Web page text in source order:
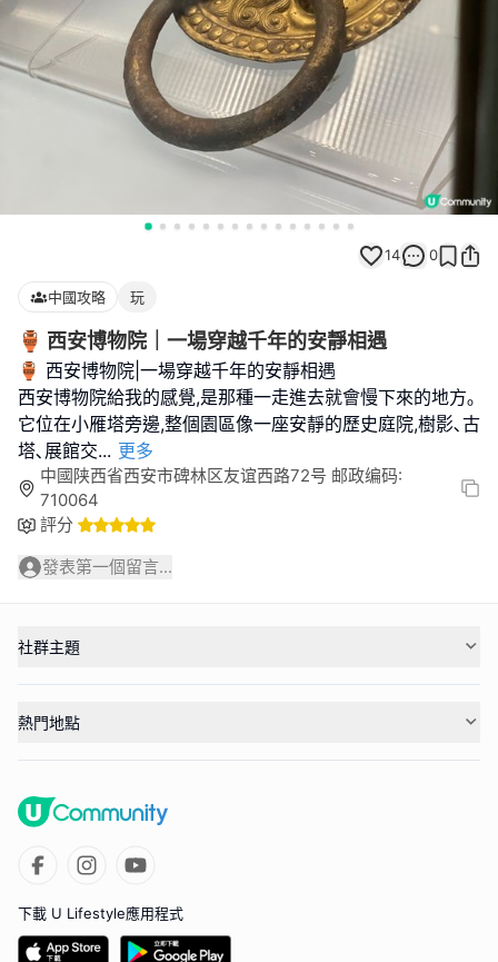
14 0
中國攻略 玩
🏺 西安博物院｜一場穿越千年的安靜相遇
🏺 西安博物院|一場穿越千年的安靜相遇
西安博物院給我的感覺,是那種一走進去就會慢下來的地方｡
它位在小雁塔旁邊,整個園區像一座安靜的歷史庭院,樹影､古
塔､展館交... 更多
中國陕西省西安市碑林区友谊西路72号 邮政编码:
710064
評分
發表第一個留言...
社群主題
熱門地點
下載 U Lifestyle應用程式